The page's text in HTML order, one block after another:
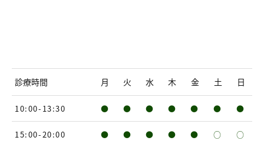
診療時間 月 火 水 木 金 土 日
10:00-13:30 ● ● ● ● ● ● ●
15:00-20:00 ● ● ● ● ● ○ ○